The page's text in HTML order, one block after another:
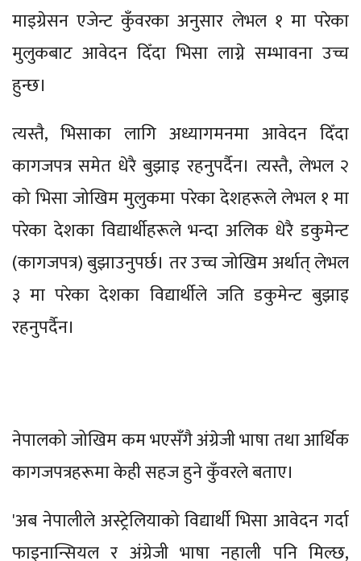
माइग्रेसन एजेन्ट कुँवरका अनुसार लेभल १ मा परेका
मुलुकबाट आवेदन दिँदा भिसा लाग्ने सम्भावना उच्च
हुन्छ।
त्यस्तै, भिसाका लागि अध्यागमनमा आवेदन दिँदा
कागजपत्र समेत धेरै बुझाइ रहनुपर्दैन। त्यस्तै, लेभल २
को भिसा जोखिम मुलुकमा परेका देशहरूले लेभल १ मा
परेका देशका विद्यार्थीहरूले भन्दा अलिक धेरै डकुमेन्ट
(कागजपत्र) बुझाउनुपर्छ। तर उच्च जोखिम अर्थात् लेभल
३ मा परेका देशका विद्यार्थीले जति डकुमेन्ट बुझाइ
रहनुपर्दैन।
नेपालको जोखिम कम भएसँगै अंग्रेजी भाषा तथा आर्थिक
कागजपत्रहरूमा केही सहज हुने कुँवरले बताए।
'अब नेपालीले अस्ट्रेलियाको विद्यार्थी भिसा आवेदन गर्दा
फाइनान्सियल र अंग्रेजी भाषा नहाली पनि मिल्छ,